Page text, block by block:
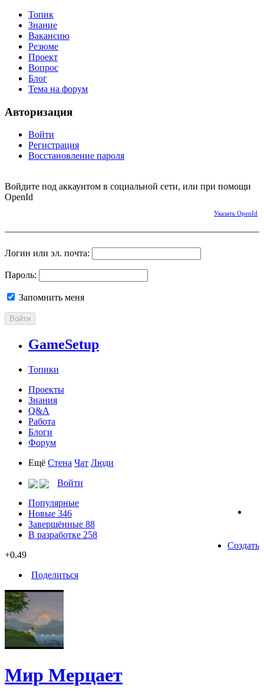
Топик
Знание
Вакансию
Резюме
Проект
Вопрос
Блог
Тема на форум
Авторизация
Войти
Регистрация
Восстановление пароля
Войдите под аккаунтом в социальной сети, или при помощи
OpenId
Указать OpenId
Логин или эл. почта:
Пароль:
Запомнить меня
Войти
GameSetup
Топики
Проекты
Знания
Q&A
Работа
Блоги
Форум
Ещё Стена Чат Люди
Войти
Популярные
Новые 346
Завершённые 88
В разработке 258
Создать
+0.49
Поделиться
Мир Мерцает